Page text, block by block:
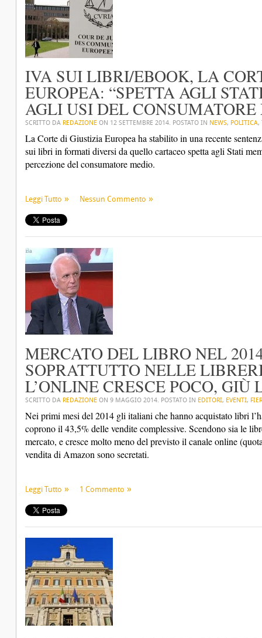
IVA SUI LIBRI/EBOOK, LA
EUROPEA: “SPETTA AGLI
AGLI USI DEL CONSUMATORE
SCRITTO DA REDAZIONE ON 12 SETTEMBRE 2014. POSTATO IN NEWS, POLITICA,
La Corte di Giustizia Europea ha stabilito in una recente
sui libri in formati diversi da quello cartaceo spetta agli Stati
percezione del consumatore medio.
Leggi Tutto Nessun Commento
MERCATO DEL LIBRO NEL
SOPRATTUTTO NELLE
L’ONLINE CRESCE POCO,
SCRITTO DA REDAZIONE ON 9 MAGGIO 2014. POSTATO IN EDITORI, EVENTI,
Nei primi mesi del 2014 gli italiani che hanno acquistato libri
coprono il 43,5% delle vendite complessive. Scendono sia le
mercato, e cresce molto meno del previsto il canale online
vendita di Amazon sono secretati.
Leggi Tutto 1 Commento